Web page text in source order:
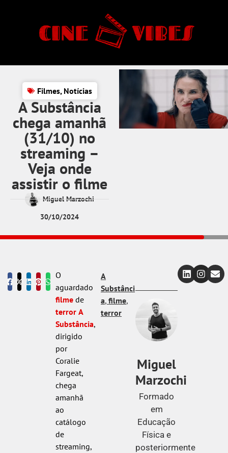
Filmes, Notícias
A Substância
chega amanhã
(31/10) no
streaming –
Veja onde
assistir o filme
Miguel Marzochi
30/10/2024
O
aguardado
filmede
terror A
Substância,
dirigido
por
Coralie
Fargeat,
chega
amanhã
ao
catálogo
de
streaming,
A
Substânci
a,filme,
terror
Miguel
Marzochi
Formado
em
Educação
Física e
posteriormente